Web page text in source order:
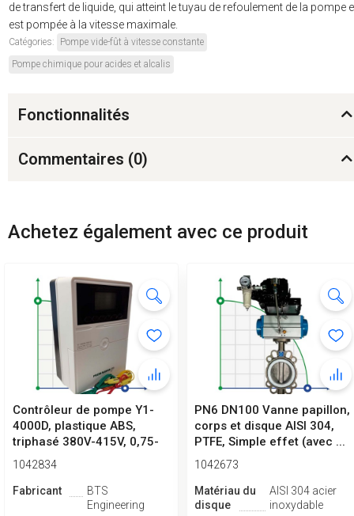
de transfert de liquide, qui atteint le tuyau de refoulement de la pompe
est pompée à la vitesse maximale.
Catégories:
Pompe vide-fût à vitesse constante
Pompe chimique pour acides et alcalis
Fonctionnalités
Commentaires (0)
Achetez également avec ce produit
Contrôleur de pompe Y1-
4000D, plastique ABS,
triphasé 380V-415V, 0,75-
4kW
1042834
Fabricant
BTS
Engineering
PN6 DN100 Vanne papillon,
corps et disque AISI 304,
PTFE, Simple effet (avec ...
1042673
Matériau du
disque
AISI 304 acier
inoxydable